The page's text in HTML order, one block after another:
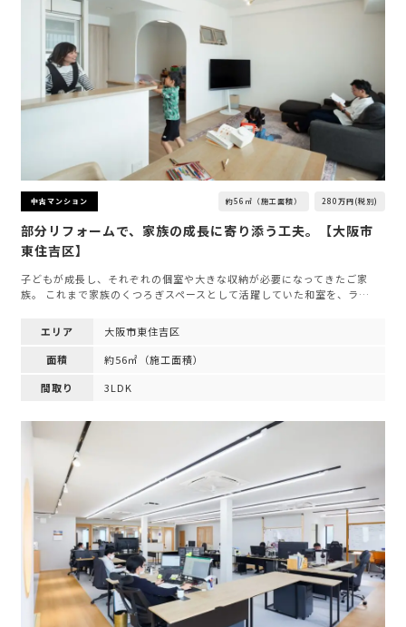
中古マンション 約56㎡（施工面積） 280万円(税別)
部分リフォームで、家族の成長に寄り添う工夫。【大阪市
東住吉区】
子どもが成長し、それぞれの個室や大きな収納が必要になってきたご家
族。 これまで家族のくつろぎスペースとして活躍していた和室を、ラ…
エリア
大阪市東住吉区
面積
約56㎡（施工面積）
間取り
3LDK